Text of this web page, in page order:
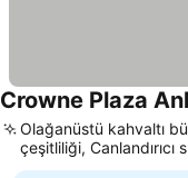
Crowne Plaza
Olağanüstü kahvaltı
çeşitliliği, Canlandırıcı
fitness merkezi